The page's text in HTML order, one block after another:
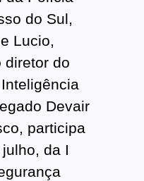
do Sul,
Lucio,
diretor do
Devair
participa
da I